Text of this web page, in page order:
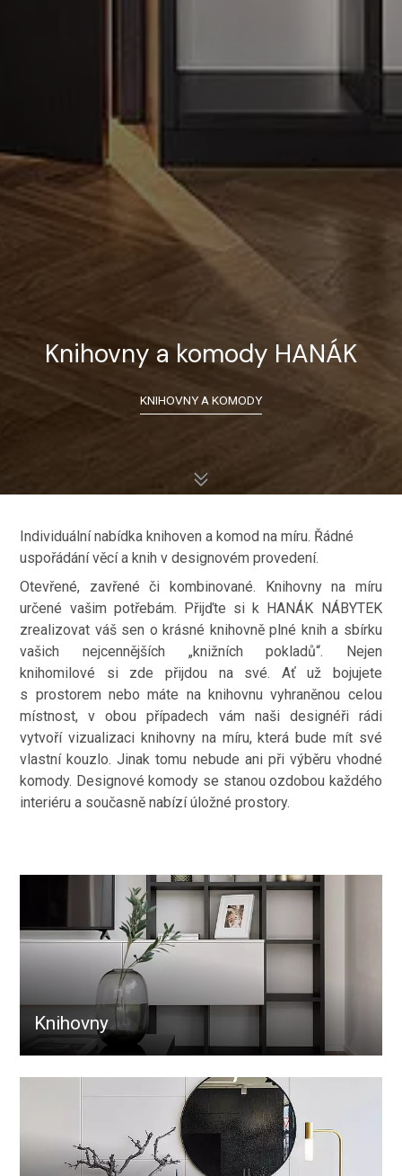
Knihovny a komody HANÁK
KNIHOVNY A KOMODY
Individuální nabídka knihoven a komod na míru. Řádné
uspořádání věcí a knih v designovém provedení.
Otevřené, zavřené či kombinované. Knihovny na míru
určené vašim potřebám. Přijďte si k HANÁK NÁBYTEK
zrealizovat váš sen o krásné knihovně plné knih a sbírku
vašich nejcennějších „knižních pokladů“. Nejen
knihomilové si zde přijdou na své. Ať už bojujete
s prostorem nebo máte na knihovnu vyhraněnou celou
místnost, v obou případech vám naši designéři rádi
vytvoří vizualizaci knihovny na míru, která bude mít své
vlastní kouzlo. Jinak tomu nebude ani při výběru vhodné
komody. Designové komody se stanou ozdobou každého
interiéru a současně nabízí úložné prostory.
Knihovny